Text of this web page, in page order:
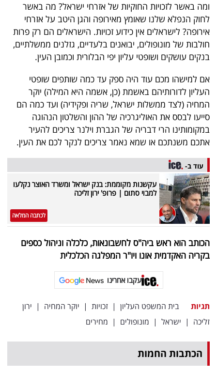
ומה באשר לזכויות החוקיות של אזרחי ישראל? מה באשר
לחוק הנפלא שלנו שאומץ מאירופה והגן היטב על אזרחי
אירופה? לישראלים אין כידוע זכויות. הישראלים הם רק פרות
חולבות של מונופולים, יבואנים בלעדיים, גזלנים ממשלתיים,
בנקים עושקים ושופטי עליון יפי הבלורית וכמובן העין.
אם למישהו מכם עוד היה ספק עד כמה שותפים שופטי
העליון לדורותיהם באשמת (כן, אשמה היא המילה) יוקר
המחיה (לצד ממשלות ישראל, שריה ופקידיה) ועד כמה הם
סייעו לבסס את האוליגרכיה של ההון והשלטון הנהוגה
במקומותינו הרי דבריה של הגברת וילנר צריכים להעיר
אתכם משנתכם או שמא נאמר צריכים לנקר לכם את העין.
עוד ב-
עקשנות מקוממת: בנק ישראל ומשרד האוצר נקלעו
למבוי סתום | פרופ' ירון זליכה
לכתבה המלאה
הכותב הוא ראש ביה"ס לחשבונאות, כלכלה וניהול כספים
בקריה האקדמית אונו ויו"ר המפלגה הכלכלית
עקבו אחרינו
תגיות בית המשפט העליון | זכויות | יוקר המחיה | ירון
זליכה | ישראל | מונופולים | מחירים
הכתבות החמות